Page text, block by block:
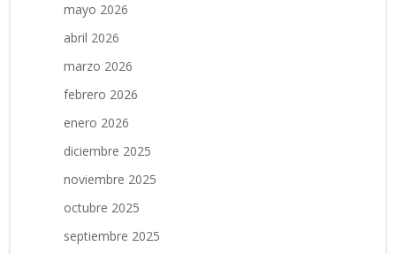
mayo 2026
abril 2026
marzo 2026
febrero 2026
enero 2026
diciembre 2025
noviembre 2025
octubre 2025
septiembre 2025